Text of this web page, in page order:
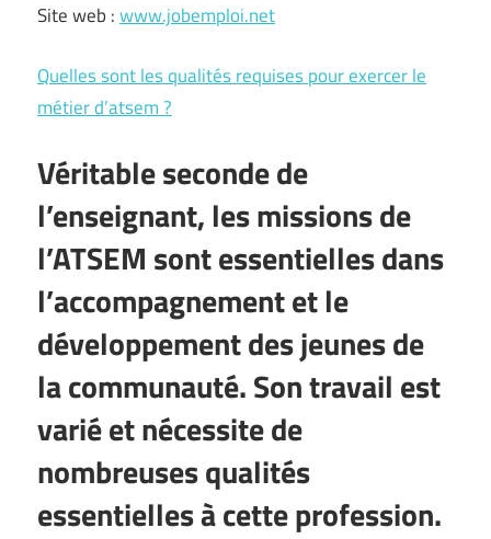
Site web :www.jobemploi.net
Quelles sont les qualités requises pour exercer le
métier d’atsem ?
Véritable seconde de
l’enseignant, les missions de
l’ATSEM sont essentielles dans
l’accompagnement et le
développement des jeunes de
la communauté. Son travail est
varié et nécessite de
nombreuses qualités
essentielles à cette profession.